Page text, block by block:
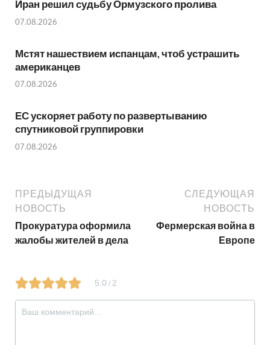
Иран решил судьбу Ормузского пролива
07.08.2026
Мстят нашествием испанцам, чтоб устрашить
американцев
07.08.2026
ЕС ускоряет работу по развертыванию
спутниковой группировки
07.08.2026
ПРЕДЫДУЩАЯ
НОВОСТЬ
Прокуратура оформила
жалобы жителей в дела
СЛЕДУЮЩАЯ
НОВОСТЬ
Фермерская война в
Европе
5.0 / 2